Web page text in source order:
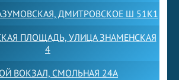
ДМИТРОВСКОЕ Ш 51К1
ПЛОЩАДЬ, УЛИЦА ЗНАМЕНСКАЯ
4
ВОКЗАЛ, СМОЛЬНАЯ 24А